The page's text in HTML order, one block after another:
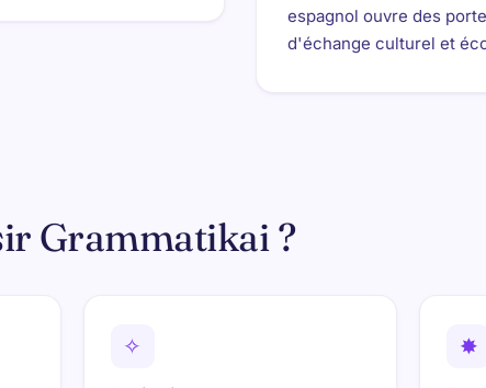
espagnol ouvre des
d'échange culturel et
Grammatikai ?
✧ ✸